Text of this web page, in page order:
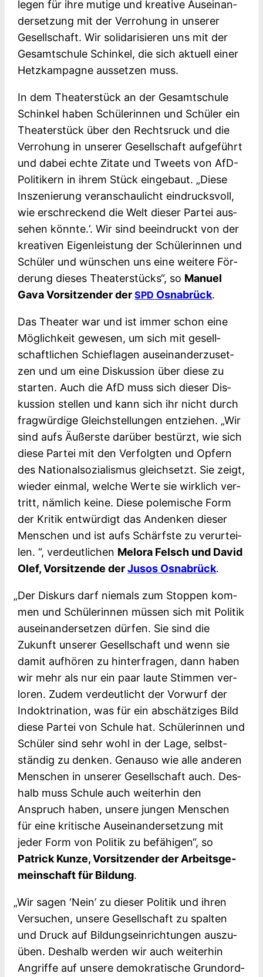
le­gen für ihre muti­ge und krea­ti­ve Aus­ein­an­
der­set­zung mit der Ver­ro­hung in unse­rer
Gesell­schaft. Wir soli­da­ri­sie­ren uns mit der
Gesamt­schu­le Schin­kel, die sich aktu­ell einer
Hetz­kam­pa­gne aus­set­zen muss.
In dem Thea­ter­stück an der Gesamt­schu­le
Schin­kel haben Schü­le­rin­nen und Schü­ler ein
Thea­ter­stück über den Rechts­ruck und die
Ver­ro­hung in unse­rer Gesell­schaft auf­ge­führt
und dabei ech­te Zita­te und Tweets von AfD-
Politikern in ihrem Stück ein­ge­baut. „Die­se
Insze­nie­rung ver­an­schau­licht ein­drucks­voll,
wie erschre­ckend die Welt die­ser Par­tei aus­
se­hen könn­te.‘. Wir sind beein­druckt von der
krea­ti­ven Eigen­leis­tung der Schü­le­rin­nen und
Schü­ler und wün­schen uns eine wei­te­re För­
de­rung die­ses Thea­ter­stücks“, so Manu­el
Gava Vor­sit­zen­der derSPD Osna­brück.
Das Thea­ter war und ist immer schon eine
Mög­lich­keit gewe­sen, um sich mit gesell­
schaft­li­chen Schief­la­gen aus­ein­an­der­zu­set­
zen und um eine Dis­kus­si­on über die­se zu
star­ten. Auch die AfD muss sich die­ser Dis­
kus­si­on stel­len und kann sich ihr nicht durch
frag­wür­di­ge Gleich­stel­lun­gen ent­zie­hen. „Wir
sind aufs Äußers­te dar­über bestürzt, wie sich
die­se Par­tei mit den Ver­folg­ten und Opfern
des Natio­nal­so­zia­lis­mus gleich­setzt. Sie zeigt,
wie­der ein­mal, wel­che Wer­te sie wirk­lich ver­
tritt, näm­lich kei­ne. Die­se pole­mi­sche Form
der Kri­tik ent­wür­digt das Andenken die­ser
Men­schen und ist aufs Schärfs­te zu ver­ur­tei­
len. “, ver­deut­li­chen Melo­ra Felsch und David
Olef, Vor­sit­zen­de derJusos Osna­brück.
„Der Dis­kurs darf nie­mals zum Stop­pen kom­
men und Schü­le­rin­nen müs­sen sich mit Poli­tik
aus­ein­an­der­set­zen dür­fen. Sie sind die
Zukunft unse­rer Gesell­schaft und wenn sie
damit auf­hö­ren zu hin­ter­fra­gen, dann haben
wir mehr als nur ein paar lau­te Stim­men ver­
lo­ren. Zudem ver­deut­licht der Vor­wurf der
Indok­tri­na­ti­on, was für ein abschät­zi­ges Bild
die­se Par­tei von Schu­le hat. Schü­le­rin­nen und
Schü­ler sind sehr wohl in der Lage, selbst­
stän­dig zu den­ken. Genau­so wie alle ande­ren
Men­schen in unse­rer Gesell­schaft auch. Des­
halb muss Schu­le auch wei­ter­hin den
Anspruch haben, unse­re jun­gen Men­schen
für eine kri­ti­sche Aus­ein­an­der­set­zung mit
jeder Form von Poli­tik zu befä­hi­gen“, so
Patrick Kun­ze, Vor­sit­zen­der der Arbeits­ge­
mein­schaft für Bil­dung.
„Wir sagen ‘Nein’ zu die­ser Poli­tik und ihren
Ver­su­chen, unse­re Gesell­schaft zu spal­ten
und Druck auf Bil­dungs­ein­rich­tun­gen aus­zu­
üben. Des­halb wer­den wir auch wei­ter­hin
Angrif­fe auf unse­re demo­kra­ti­sche Grund­ord­